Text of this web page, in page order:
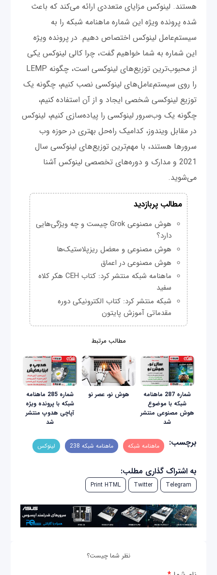
هستند. لینوکس مزایای متعددی ارائه می‌کند که باعث
شده پرونده ویژه این شماره ماهنامه شبکه را به
سیستم‌عامل لینوکس اختصاص دهیم. در پرونده ویژه
این شماره به شما خواهیم گفت، چرا کالی لینوکس یکی
از محبوب‌ترین توزیع‌های لینوکسی است، چگونه LEMP
را روی سیستم‌عامل‌های لینوکسی نصب کنیم، چگونه یک
توزیع لینوکسی شخصی ایجاد و از آن استفاده کنیم،
چگونه یک وب‌سرور لینوکسی را پیاده‌سازی کنیم، لینوکس
در مقابل ویندوز، کدامیک راه‌حل بهتری در حوزه وب
سرورها هستند، با مهم‌ترین توزیع‌های لینوکسی سال
2021 و مدارک و دوره‌های تخصصی لینوکس آشنا
می‌شوید.
مطالب پربازدید
هوش مصنوعی Grok چیست و چه ویژگی‌هایی
دارد؟
هوش مصنوعی و معضل ریزپلاستیک‌ها
هوش مصنوعی در اعماق
ماهنامه شبکه منتشر کرد: کتاب CEH هکر کلاه
سفید
شبکه منتشر کرد: کتاب الکترونیکی دوره
مقدماتی آموزش پایتون
مطالب مرتبط
شماره 287 ماهنامه
شبکه با موضوع
هوش مصنوعی منتشر
شد
هوش نو، عصر نو
شماره 285 ماهنامه
شبکه با پرونده ویژه
آپاچی هدوپ منتشر
شد
برچسب: ماهنامه شبکه ماهنامه شبکه 238 لینوکس
به اشتراک گذاری مطلب:
Telegram
Twitter
Print HTML
نظر شما چیست؟